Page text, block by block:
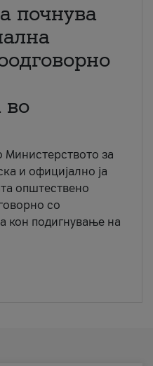
почнува
во
Министерството за
и официјално ја
општествено
со
кон подигнување на